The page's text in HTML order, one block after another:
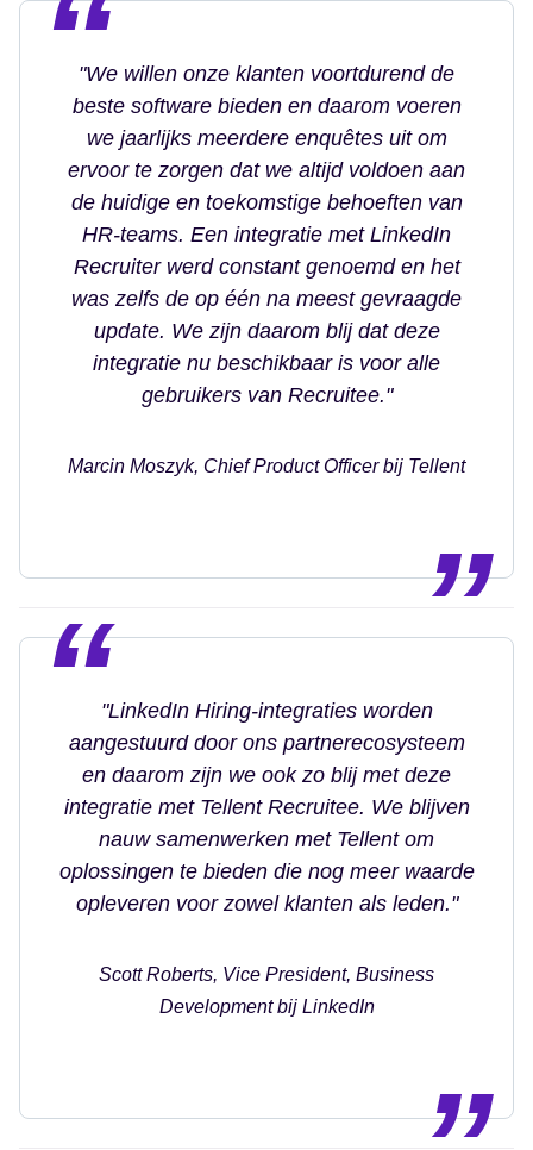
"We willen onze klanten voortdurend de
beste software bieden en daarom voeren
we jaarlijks meerdere enquêtes uit om
ervoor te zorgen dat we altijd voldoen aan
de huidige en toekomstige behoeften van
HR-teams. Een integratie met LinkedIn
Recruiter werd constant genoemd en het
was zelfs de op één na meest gevraagde
update. We zijn daarom blij dat deze
integratie nu beschikbaar is voor alle
gebruikers van Recruitee."
Marcin Moszyk, Chief Product Officer bij Tellent
"LinkedIn Hiring-integraties worden
aangestuurd door ons partnerecosysteem
en daarom zijn we ook zo blij met deze
integratie met Tellent Recruitee. We blijven
nauw samenwerken met Tellent om
oplossingen te bieden die nog meer waarde
opleveren voor zowel klanten als leden."
Scott Roberts, Vice President, Business
Development bij LinkedIn